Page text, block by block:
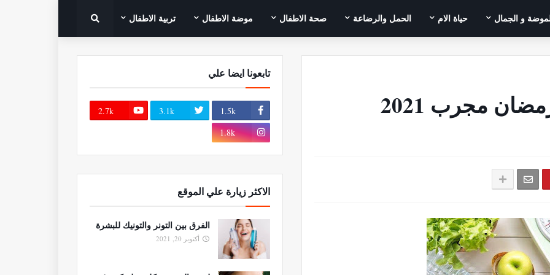
و الجمال حياة الام الحمل والرضاعة صحة الاطفال موضة الاطفال تربية الاطفال
مجرب 2021
تابعونا ايضا علي
1.5k
3.1k
2.7k
1.8k
الاكثر زيارة علي الموقع
الفرق بين التونر والتونيك للبشرة
أكتوبر 20, 2021